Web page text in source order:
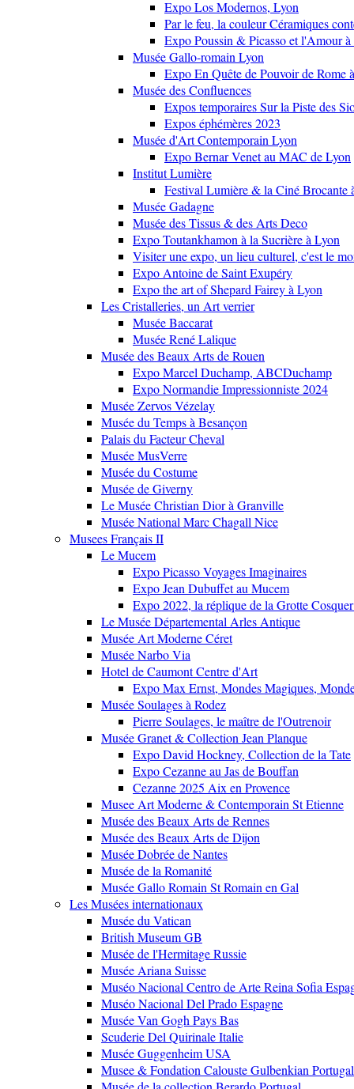
Expo Los Modernos, Lyon
Par le feu, la couleur Céramiques
Expo Poussin & Picasso et l'Amour
Musée Gallo-romain Lyon
Expo En Quête de Pouvoir de Rome
Musée des Confluences
Expos temporaires Sur la Piste des
Expos éphémères 2023
Musée d'Art Contemporain Lyon
Expo Bernar Venet au MAC de Lyon
Institut Lumière
Festival Lumière & la Ciné Brocante
Musée Gadagne
Musée des Tissus & des Arts Deco
Expo Toutankhamon à la Sucrière à Lyon
Visiter une expo, un lieu culturel, c'est le
Expo Antoine de Saint Exupéry
Expo the art of Shepard Fairey à Lyon
Les Cristalleries, un Art verrier
Musée Baccarat
Musée René Lalique
Musée des Beaux Arts de Rouen
Expo Marcel Duchamp, ABCDuchamp
Expo Normandie Impressionniste 2024
Musée Zervos Vézelay
Musée du Temps à Besançon
Palais du Facteur Cheval
Musée MusVerre
Musée du Costume
Musée de Giverny
Le Musée Christian Dior à Granville
Musée National Marc Chagall Nice
Musees Français II
Le Mucem
Expo Picasso Voyages Imaginaires
Expo Jean Dubuffet au Mucem
Expo 2022, la réplique de la Grotte
Le Musée Départemental Arles Antique
Musée Art Moderne Céret
Musée Narbo Via
Hotel de Caumont Centre d'Art
Expo Max Ernst, Mondes Magiques,
Musée Soulages à Rodez
Pierre Soulages, le maître de l'Outrenoir
Musée Granet & Collection Jean Planque
Expo David Hockney, Collection de la Tate
Expo Cezanne au Jas de Bouffan
Cezanne 2025 Aix en Provence
Musee Art Moderne & Contemporain St Etienne
Musée des Beaux Arts de Rennes
Musée des Beaux Arts de Dijon
Musée Dobrée de Nantes
Musée de la Romanité
Musée Gallo Romain St Romain en Gal
Les Musées internationaux
Musée du Vatican
British Museum GB
Musée de l'Hermitage Russie
Musée Ariana Suisse
Muséo Nacional Centro de Arte Reina Sofia
Muséo Nacional Del Prado Espagne
Musée Van Gogh Pays Bas
Scuderie Del Quirinale Italie
Musée Guggenheim USA
Musee & Fondation Calouste Gulbenkian Portugal